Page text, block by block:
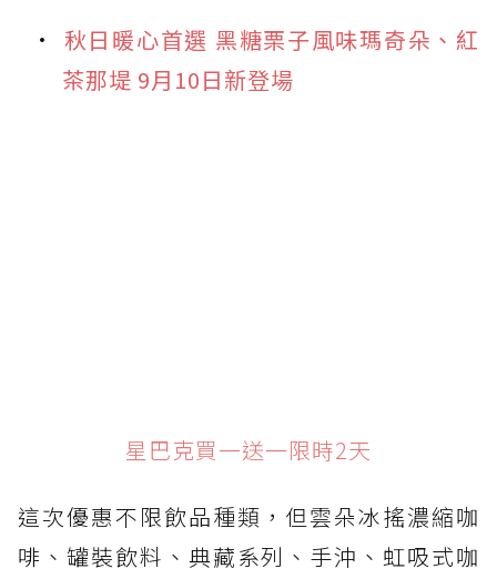
秋日暖心首選 黑糖栗子風味瑪奇朵、紅
茶那堤 9月10日新登場
星巴克買一送一限時2天
這次優惠不限飲品種類，但雲朵冰搖濃縮咖
啡、罐裝飲料、典藏系列、手沖、虹吸式咖